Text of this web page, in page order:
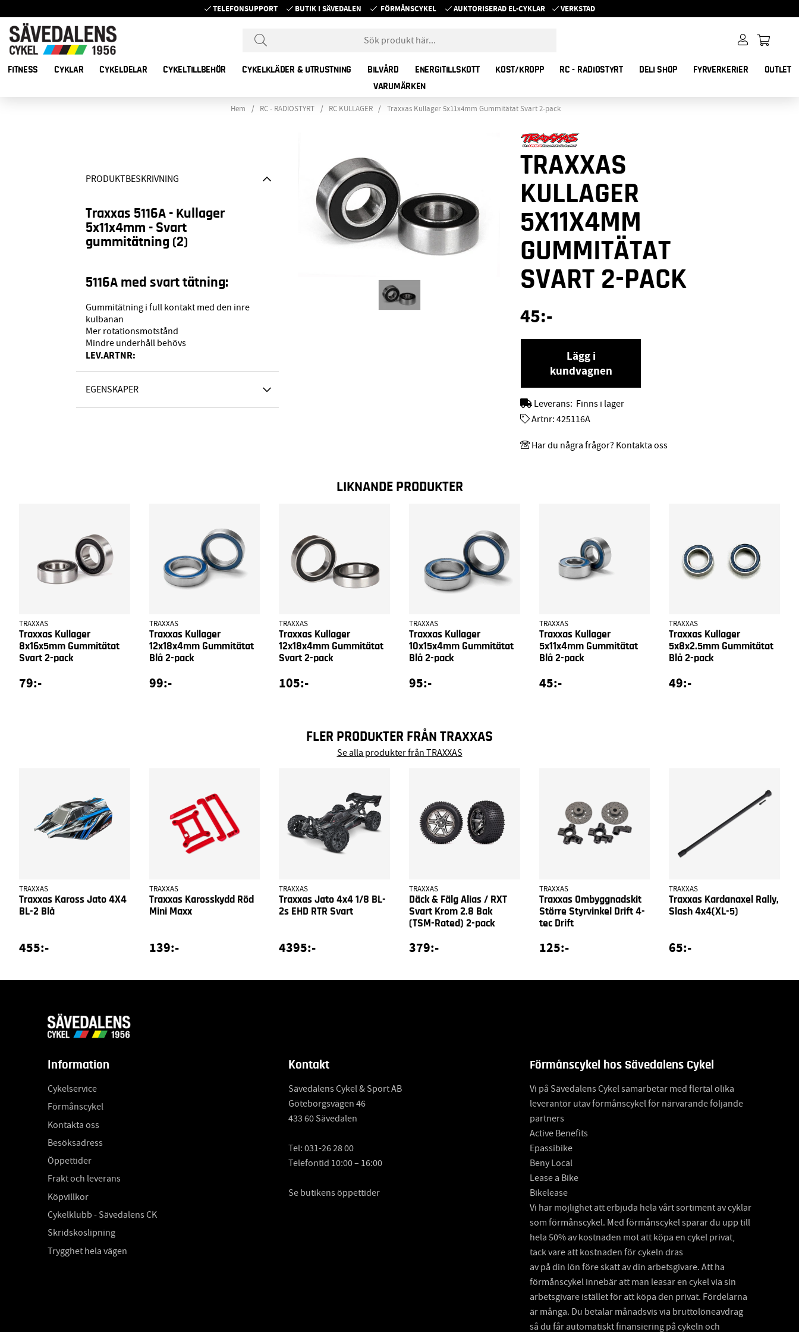
TELEFONSUPPORT BUTIK I SÄVEDALEN FÖRMÅNSCYKEL AUKTORISERAD EL-CYKLAR VERKSTAD
FITNESS CYKLAR CYKELDELAR CYKELTILLBEHÖR CYKELKLÄDER & UTRUSTNING BILVÅRD ENERGITILLSKOTT KOST/KROPP RC - RADIOSTYRT DELI SHOP FYRVERKERIER
OUTLET
VARUMÄRKEN
Hem RC - RADIOSTYRT RC KULLAGER Traxxas Kullager 5x11x4mm Gummitätat Svart 2-pack
PRODUKTBESKRIVNING
Traxxas 5116A - Kullager
5x11x4mm - Svart
gummitätning (2)
5116A med svart tätning:
Gummitätning i full kontakt med den inre
kulbanan
Mer rotationsmotstånd
Mindre underhåll behövs
LEV.ARTNR:
EGENSKAPER
TRAXXAS
KULLAGER
5X11X4MM
GUMMITÄTAT
SVART 2-PACK
45:-
Lägg i
kundvagnen
Leverans: Finns i lager
Artnr: 425116A
Har du några frågor? Kontakta oss
LIKNANDE PRODUKTER
TRAXXAS
Traxxas Kullager
8x16x5mm Gummitätat
Svart 2-pack
79:-
TRAXXAS
Traxxas Kullager
12x18x4mm Gummitätat
Blå 2-pack
99:-
TRAXXAS
Traxxas Kullager
12x18x4mm Gummitätat
Svart 2-pack
105:-
TRAXXAS
Traxxas Kullager
10x15x4mm Gummitätat
Blå 2-pack
95:-
TRAXXAS
Traxxas Kullager
5x11x4mm Gummitätat
Blå 2-pack
45:-
TRAXXAS
Traxxas Kullager
5x8x2.5mm Gummitätat
Blå 2-pack
49:-
FLER PRODUKTER FRÅN TRAXXAS
Se alla produkter från TRAXXAS
TRAXXAS
Traxxas Kaross Jato 4X4
BL-2 Blå
455:-
TRAXXAS
Traxxas Karosskydd Röd
Mini Maxx
139:-
TRAXXAS
Traxxas Jato 4x4 1/8 BL-
2s EHD RTR Svart
4395:-
TRAXXAS
Däck & Fälg Alias / RXT
Svart Krom 2.8 Bak
(TSM-Rated) 2-pack
379:-
TRAXXAS
Traxxas Ombyggnadskit
Större Styrvinkel Drift 4-
tec Drift
125:-
TRAXXAS
Traxxas Kardanaxel Rally,
Slash 4x4(XL-5)
65:-
Information
Cykelservice
Förmånscykel
Kontakta oss
Besöksadress
Öppettider
Frakt och leverans
Köpvillkor
Cykelklubb - Sävedalens CK
Skridskoslipning
Trygghet hela vägen
Kontakt
Sävedalens Cykel & Sport AB
Göteborgsvägen 46
433 60 Sävedalen
Tel:031-26 28 00
Telefontid 10:00 – 16:00
Se butikens öppettider
Förmånscykel hos Sävedalens Cykel
Vi på Sävedalens Cykel samarbetar med flertal olika
leverantör utav förmånscykel för närvarande följande
partners
Active Benefits
Epassibike
Beny Local
Lease a Bike
Bikelease
Vi har möjlighet att erbjuda hela vårt sortiment av cyklar
som förmånscykel. Med förmånscykel sparar du upp till
hela 50% av kostnaden mot att köpa en cykel privat,
tack vare att kostnaden för cykeln dras
av på din lön före skatt av din arbetsgivare. Att ha
förmånscykel innebär att man leasar en cykel via sin
arbetsgivare istället för att köpa den privat. Fördelarna
är många. Du betalar månadsvis via bruttolöneavdrag
så du får automatiskt finansiering på cykeln och